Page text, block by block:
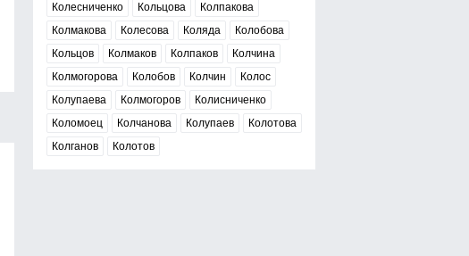
Колесниченко
Кольцова
Колпакова
Колмакова
Колесова Коляда
Колобова
Кольцов
Колмаков Колпаков
Колчина
Колмогорова
Колобов Колчин
Колос
Колупаева
Колмогоров
Колисниченко
Коломоец
Колчанова Колупаев
Колотова
Колганов
Колотов